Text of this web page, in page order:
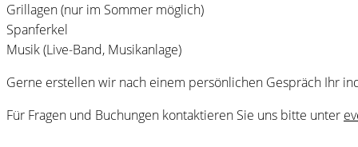
Grillagen (nur im Sommer möglich)
Spanferkel
Musik (Live-Band, Musikanlage)
Gerne erstellen wir nach einem persönlichen Gespräch Ihr
Für Fragen und Buchungen kontaktieren Sie uns bitte unter